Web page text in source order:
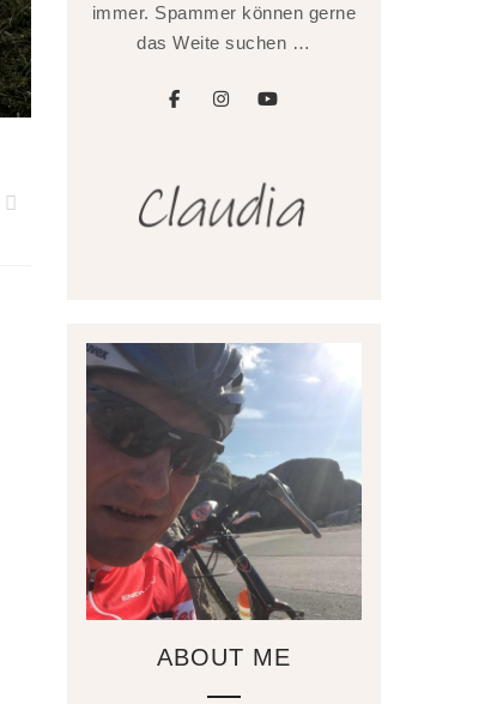
immer. Spammer können gerne
das Weite suchen …
ABOUT ME